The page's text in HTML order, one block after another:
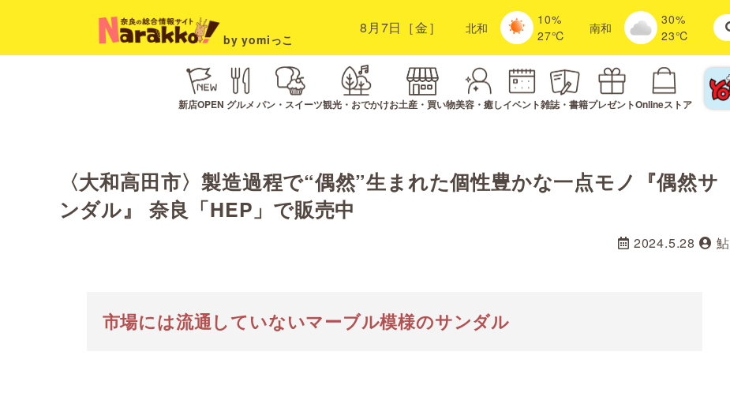
by yomiっこ
8月7日［金］ 北和
10%
27℃
南和
30%
23℃
新店OPEN グルメ パン・スイーツ観光・おでかけお土産・買い物美容・癒しイベント雑誌・書籍プレゼントOnlineストア
〈大和高田市〉製造過程で“偶然”生まれた個性豊かな一点モノ『偶然サ
ンダル』 奈良「HEP」で販売中
2024.5.28 鮎
市場には流通していないマーブル模様のサンダル